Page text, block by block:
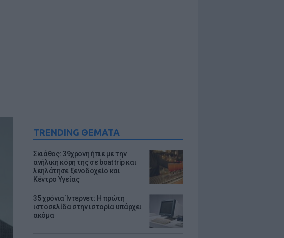
TRENDING ΘΕΜΑΤΑ
Σκιάθος: 39χρονη ήπιε με την
ανήλικη κόρη της σε boat trip και
λεηλάτησε ξενοδοχείο και
Κέντρο Υγείας
35 χρόνια Ίντερνετ: Η πρώτη
ιστοσελίδα στην ιστορία υπάρχει
ακόμα